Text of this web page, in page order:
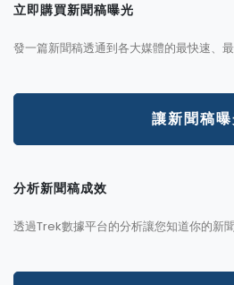
立即購買新聞稿曝光
發一篇新聞稿透通到各大媒體的最快速、
讓新聞稿
分析新聞稿成效
透過Trek數據平台的分析讓您知道你的新